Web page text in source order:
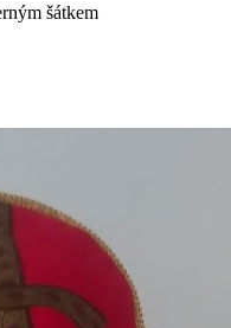
šátkem